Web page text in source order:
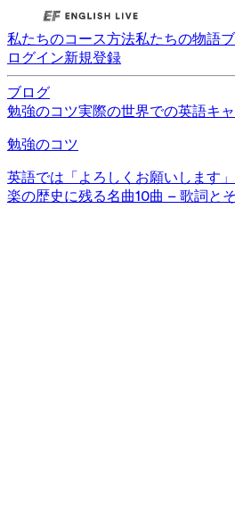
私たちのコース方法私たちの物語
ログイン新規登録
ブログ
勉強のコツ実際の世界での英語キ
勉強のコツ
英語では「よろしくお願いします
楽の歴史に残る名曲10曲 – 歌詞と